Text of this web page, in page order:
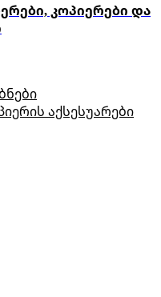
კოპიერები და
აქსესუარები